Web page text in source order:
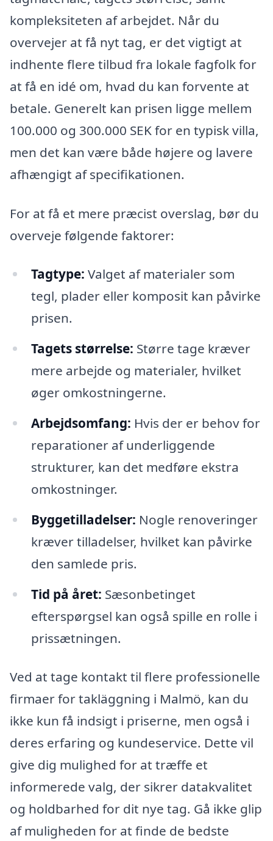
kompleksiteten af arbejdet. Når du
overvejer at få nyt tag, er det vigtigt at
indhente flere tilbud fra lokale fagfolk for
at få en idé om, hvad du kan forvente at
betale. Generelt kan prisen ligge mellem
100.000 og 300.000 SEK for en typisk villa,
men det kan være både højere og lavere
afhængigt af specifikationen.
For at få et mere præcist overslag, bør du
overveje følgende faktorer:
Tagtype: Valget af materialer som
tegl, plader eller komposit kan påvirke
prisen.
Tagets størrelse: Større tage kræver
mere arbejde og materialer, hvilket
øger omkostningerne.
Arbejdsomfang: Hvis der er behov for
reparationer af underliggende
strukturer, kan det medføre ekstra
omkostninger.
Byggetilladelser: Nogle renoveringer
kræver tilladelser, hvilket kan påvirke
den samlede pris.
Tid på året: Sæsonbetinget
efterspørgsel kan også spille en rolle i
prissætningen.
Ved at tage kontakt til flere professionelle
firmaer for takläggning i Malmö, kan du
ikke kun få indsigt i priserne, men også i
deres erfaring og kundeservice. Dette vil
give dig mulighed for at træffe et
informerede valg, der sikrer datakvalitet
og holdbarhed for dit nye tag. Gå ikke glip
af muligheden for at finde de bedste